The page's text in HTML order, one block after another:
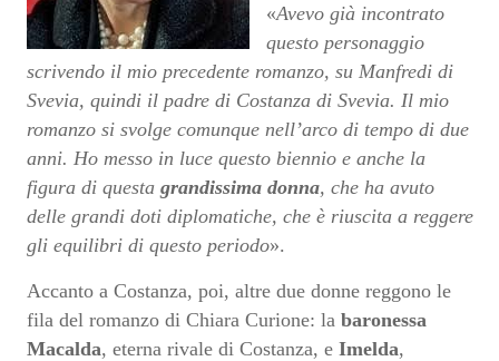
«Avevo già incontrato
questo personaggio
scrivendo il mio precedente romanzo, su Manfredi di
Svevia, quindi il padre di Costanza di Svevia. Il mio
romanzo si svolge comunque nell’arco di tempo di due
anni. Ho messo in luce questo biennio e anche la
figura di questa grandissima donna, che ha avuto
delle grandi doti diplomatiche, che è riuscita a reggere
gli equilibri di questo periodo».
Accanto a Costanza, poi, altre due donne reggono le
fila del romanzo di Chiara Curione: la baronessa
Macalda, eterna rivale di Costanza, e Imelda,